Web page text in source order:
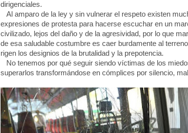
dirigenciales.
Al amparo de la ley y sin vulnerar el respeto existen
expresiones de protesta para hacerse escuchar en un
civilizado, lejos del daño y de la agresividad, por lo que
de esa saludable costumbre es caer burdamente al
rigen los designios de la brutalidad y la prepotencia.
No tenemos por qué seguir siendo víctimas de los
superarlos transformándose en cómplices por silencio,